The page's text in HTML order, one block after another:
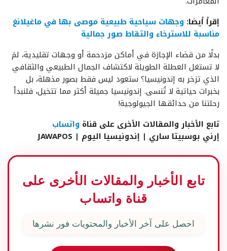
إقرأ أيضا: وجهات سياحية طبيعية موصى بها في ماغيلانغ
مناسبة للاسترخاء والتقاط صور جمالية
بدلًا من قضاء الإجازة في أماكن مزدحمة أو وجهات تقليدية، لمَ
لا تستغل العطلة الطويلة لاكتشاف الجمال الطبيعي والثقافي
الذي تزخر به إندونيسيا؟ ستعود ليس فقط بصور مذهلة، بل
بخبرات حياتية لا تُنسى. إندونيسيا جميلة أكثر مما تتخيل، فلنبدأ
رحلتنا من حدائقها الجيولوجية!
تابع الأخبار والمقالات الأخرى على قناة واتساب
إرني بوسبيتا ساري | إندونيسيا اليوم | JAWAPOS
تابع الأخبار والمقالات الأخرى على
قناة واتساب
احصل على آخر الأخبار والمحتويات فور نشرها